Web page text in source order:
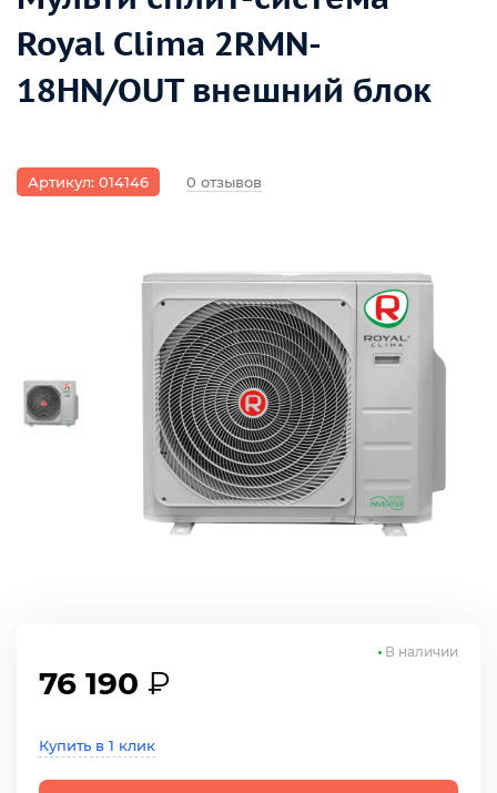
Royal Clima 2RMN-
18HN/OUT внешний блок
Артикул: 014146 0 отзывов
76 190 ₽
Купить в 1 клик
В наличии